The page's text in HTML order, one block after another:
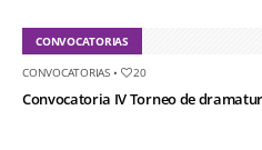
CONVOCATORIAS
CONVOCATORIAS• 20
Convocatoria IV Torneo de